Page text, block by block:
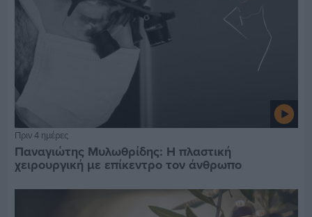
Πριν 4 ημέρες
Παναγιώτης Μυλωθρίδης: Η πλαστική
χειρουργική με επίκεντρο τον άνθρωπο